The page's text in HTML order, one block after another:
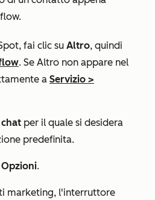
fai clic su Altro, quindi
. Se Altro non appare nel
a Servizio >
per il quale si desidera
predefinita.
Opzioni.
marketing, l'interruttore